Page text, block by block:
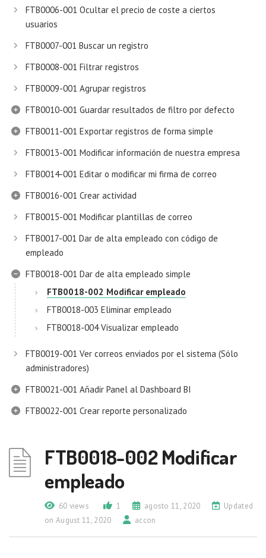
FTB0006-001 Ocultar el precio de coste a ciertos
usuarios
FTB0007-001 Buscar un registro
FTB0008-001 Filtrar registros
FTB0009-001 Agrupar registros
FTB0010-001 Guardar resultados de filtro por defecto
FTB0011-001 Exportar registros de forma simple
FTB0013-001 Modificar información de nuestra empresa
FTB0014-001 Editar o modificar mi firma de correo
FTB0016-001 Crear actividad
FTB0015-001 Modificar plantillas de correo
FTB0017-001 Dar de alta empleado con código de
empleado
FTB0018-001 Dar de alta empleado simple
FTB0018-002 Modificar empleado
FTB0018-003 Eliminar empleado
FTB0018-004 Visualizar empleado
FTB0019-001 Ver correos enviados por el sistema (Sólo
administradores)
FTB0021-001 Añadir Panel al Dashboard BI
FTB0022-001 Crear reporte personalizado
FTB0018-002 Modificar
empleado
60 views 1 agosto 11, 2020
Updated
on August 11, 2020
accon